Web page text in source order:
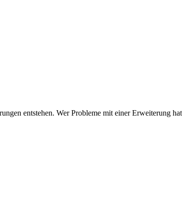
entstehen. Wer Probleme mit einer Erweiterung